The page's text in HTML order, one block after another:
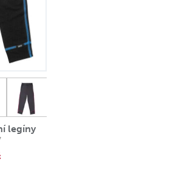
legíny